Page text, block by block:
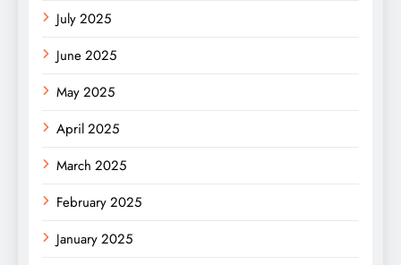
July 2025
June 2025
May 2025
April 2025
March 2025
February 2025
January 2025